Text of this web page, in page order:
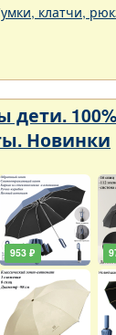
клатчи,
дети.
Новинки
953 ₽